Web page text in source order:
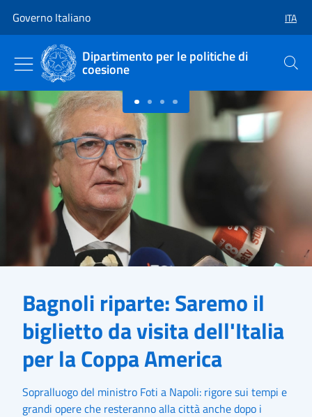
Governo Italiano ITA
Dipartimento per le politiche di
coesione Cerca
Primo piano
Bagnoli riparte: Saremo il
biglietto da visita dell'Italia
per la Coppa America
Sopralluogo del ministro Foti a Napoli: rigore sui tempi e
grandi opere che resteranno alla città anche dopo i